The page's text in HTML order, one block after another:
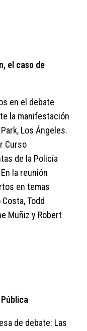
el caso de
en el debate
la manifestación
Los Ángeles.
Curso
de la Policía
la reunión
en temas
Todd
Muñiz y Robert
de debate: Las